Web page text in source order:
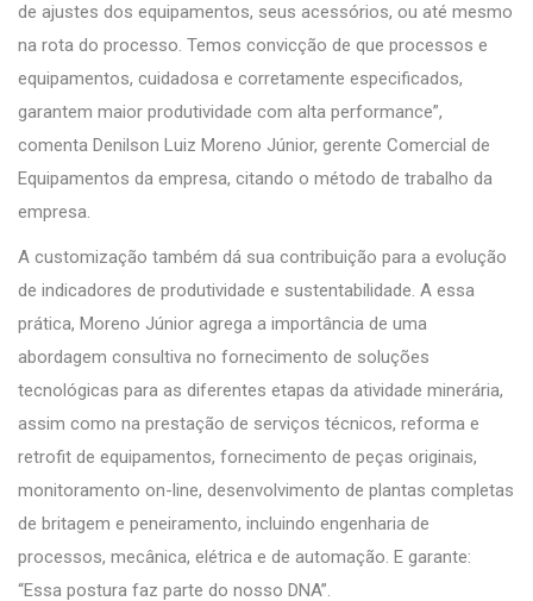
de ajustes dos equipamentos, seus acessórios, ou até mesmo
na rota do processo. Temos convicção de que processos e
equipamentos, cuidadosa e corretamente especificados,
garantem maior produtividade com alta performance”,
comenta Denilson Luiz Moreno Júnior, gerente Comercial de
Equipamentos da empresa, citando o método de trabalho da
empresa.
A customização também dá sua contribuição para a evolução
de indicadores de produtividade e sustentabilidade. A essa
prática, Moreno Júnior agrega a importância de uma
abordagem consultiva no fornecimento de soluções
tecnológicas para as diferentes etapas da atividade minerária,
assim como na prestação de serviços técnicos, reforma e
retrofit de equipamentos, fornecimento de peças originais,
monitoramento on-line, desenvolvimento de plantas completas
de britagem e peneiramento, incluindo engenharia de
processos, mecânica, elétrica e de automação. E garante:
“Essa postura faz parte do nosso DNA”.